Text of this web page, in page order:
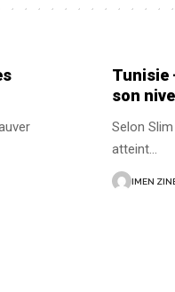
Tunisie
son
Selon
atteint…
IMEN